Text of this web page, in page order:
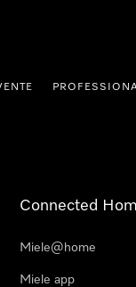
Connected
Miele@home
Miele app